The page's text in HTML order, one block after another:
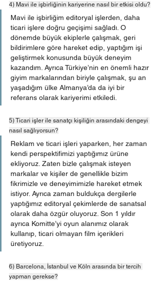
4) Mavi ile işbirliğinin kariyerine nasıl bir etkisi oldu?
Mavi ile işbirliğim editoryal işlerden, daha
ticari işlere doğru geçişimi sağladı. O
dönemde büyük ekiplerle çalışmak, geri
bildirimlere göre hareket edip, yaptığım işi
geliştirmek konusunda büyük deneyim
kazandım. Ayrıca Türkiye’nin en önemli hazır
giyim markalarından biriyle çalışmak, şu an
yaşadığım ülke Almanya’da da iyi bir
referans olarak kariyerimi etkiledi.
5) Ticari işler ile sanatçı kişiliğin arasındaki dengeyi
nasıl sağlıyorsun?
Reklam ve ticari işleri yaparken, her zaman
kendi perspektifimizi yaptığımız ürüne
ekliyoruz. Zaten bizle çalışmak isteyen
markalar ve kişiler de genellikle bizim
fikrimizle ve deneyimimizle hareket etmek
istiyor. Ayrıca zaman buldukça dergilerle
yaptığımız editoryal çekimlerde de sanatsal
olarak daha özgür oluyoruz. Son 1 yıldır
ayrıca Komitte’yi oyun alanımız olarak
kullanıp, ticari olmayan film içerikleri
üretiyoruz.
6) Barcelona, İstanbul ve Köln arasında bir tercih
yapman gerekse?